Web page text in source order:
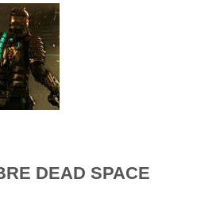
DEAD SPACE